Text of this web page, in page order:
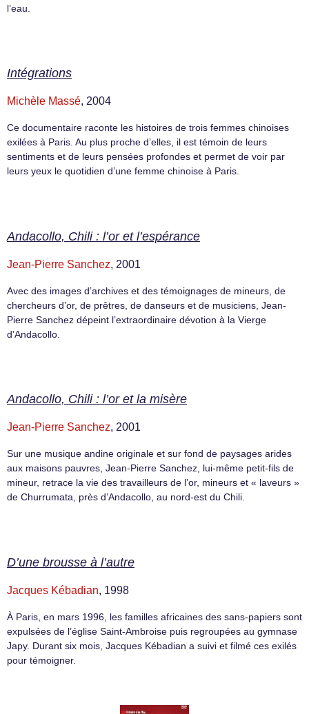
l’eau.
Intégrations
Michèle Massé, 2004
Ce documentaire raconte les histoires de trois femmes chinoises
exilées à Paris. Au plus proche d’elles, il est témoin de leurs
sentiments et de leurs pensées profondes et permet de voir par
leurs yeux le quotidien d’une femme chinoise à Paris.
Andacollo, Chili : l’or et l’espérance
Jean-Pierre Sanchez, 2001
Avec des images d’archives et des témoignages de mineurs, de
chercheurs d’or, de prêtres, de danseurs et de musiciens, Jean-
Pierre Sanchez dépeint l’extraordinaire dévotion à la Vierge
d’Andacollo.
Andacollo, Chili : l’or et la misère
Jean-Pierre Sanchez, 2001
Sur une musique andine originale et sur fond de paysages arides
aux maisons pauvres, Jean-Pierre Sanchez, lui-même petit-fils de
mineur, retrace la vie des travailleurs de l’or, mineurs et « laveurs »
de Churrumata, près d’Andacollo, au nord-est du Chili.
D’une brousse à l’autre
Jacques Kébadian, 1998
À Paris, en mars 1996, les familles africaines des sans-papiers sont
expulsées de l’église Saint-Ambroise puis regroupées au gymnase
Japy. Durant six mois, Jacques Kébadian a suivi et filmé ces exilés
pour témoigner.